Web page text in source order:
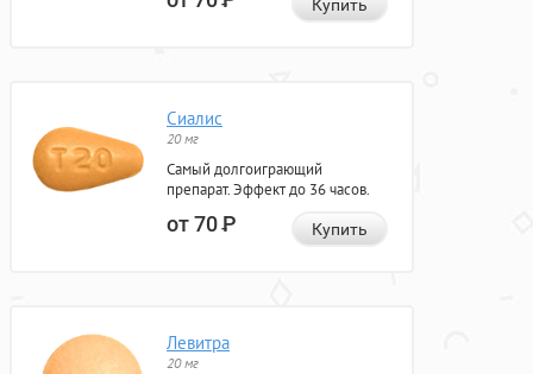
Купить
Сиалис
20 мг
Самый долгоиграющий
препарат. Эффект до 36 часов.
от 70Р Купить
Левитра
20 мг